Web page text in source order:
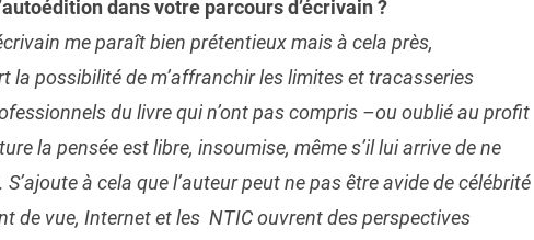
dans votre parcours d’écrivain ?
me paraît bien prétentieux mais à cela près,
la possibilité de m’affranchir les limites et tracasseries
du livre qui n’ont pas compris –ou oublié au profit
la pensée est libre, insoumise, même s’il lui arrive de ne
à cela que l’auteur peut ne pas être avide de célébrité
de vue, Internet et les NTIC ouvrent des perspectives